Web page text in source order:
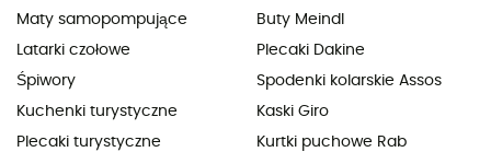
Maty samopompujące
Latarki czołowe
Śpiwory
Kuchenki turystyczne
Plecaki turystyczne
Buty Meindl
Plecaki Dakine
Spodenki kolarskie Assos
Kaski Giro
Kurtki puchowe Rab